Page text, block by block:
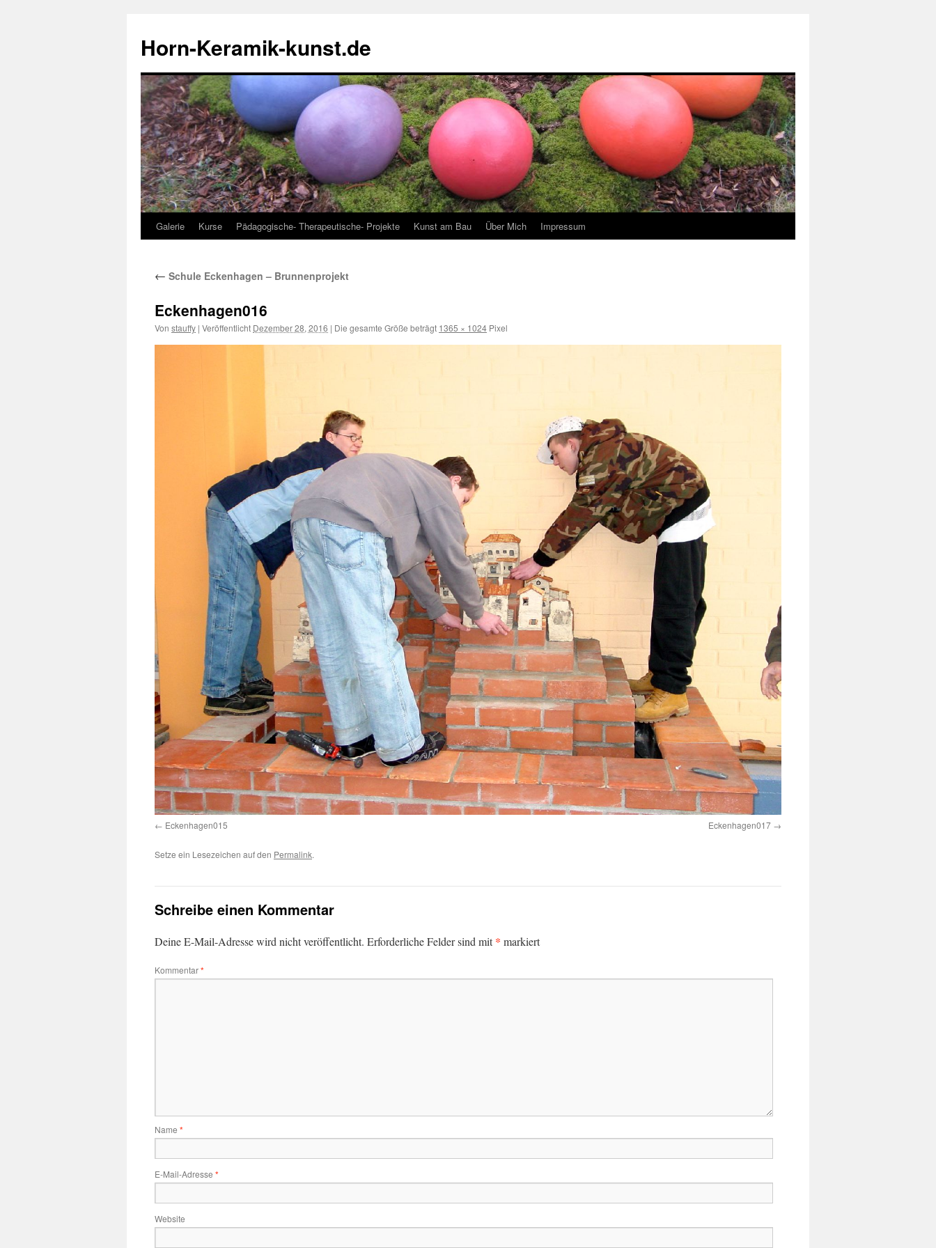
Horn-Keramik-kunst.de
Zum
springen
Galerie Kurse Pädagogische- Therapeutische- Projekte Kunst am Bau Über Mich Impressum
← Schule Eckenhagen – Brunnenprojekt
Eckenhagen016
Von stauffy | Veröffentlicht Dezember 28, 2016 | Die gesamte Größe beträgt 1365 × 1024 Pixel
Eckenhagen015 Eckenhagen017
Setze ein Lesezeichen auf den Permalink.
Schreibe einen Kommentar
Deine E-Mail-Adresse wird nicht veröffentlicht. Erforderliche Felder sind mit* markiert
Kommentar*
Name *
E-Mail-Adresse *
Website